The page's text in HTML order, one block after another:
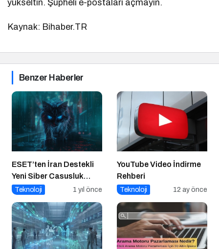
yükseltin. Şüpheli e-postaları açmayın.
Kaynak: Bihaber.TR
Benzer Haberler
ESET’ten İran Destekli
Yeni Siber Casusluk
Operasyonu Uyarısı
Teknoloji 1 yıl önce
YouTube Video İndirme
Rehberi
Teknoloji 12 ay önce